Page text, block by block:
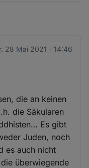
28 Mai 2021 - 14:46
die an keinen
die Säkularen
Es gibt
Juden, noch
es auch nicht
überwiegende